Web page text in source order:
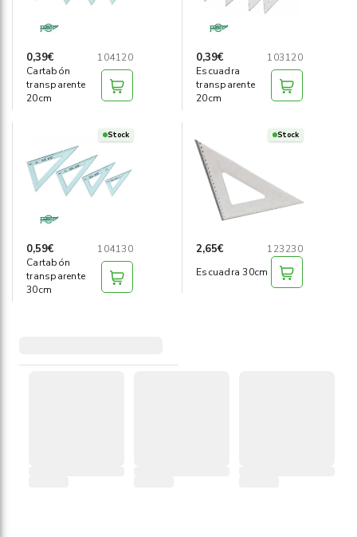
0,39€
104120
Cartabón
transparente
20cm
0,39€
103120
Escuadra
transparente
20cm
Stock
0,59€
104130
Cartabón
transparente
30cm
Stock
2,65€
123230
Escuadra 30cm